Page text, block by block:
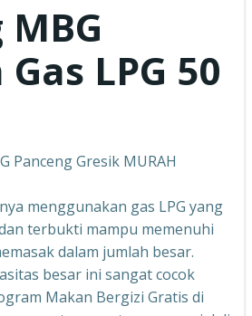
LPG 50
Panceng Gresik MURAH
menggunakan gas LPG yang
terbukti mampu memenuhi
dalam jumlah besar.
besar ini sangat cocok
Makan Bergizi Gratis di